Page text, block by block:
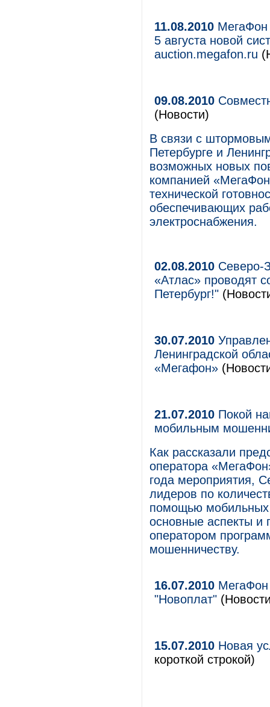
11.08.2010 МегаФон
5 августа новой
auction.megafon.ru
09.08.2010
(Новости)
В связи с
Петербурге и
возможных новых
компанией
технической
обеспечивающих
электроснабжения.
02.08.2010 Северо-
«Атлас» проводят
Петербург!"
30.07.2010
Ленинградской
«Мегафон»
21.07.2010 Покой
мобильным
Как рассказали
оператора
года мероприятия,
лидеров по
помощью мобильных
основные аспекты и
оператором
мошенничеству.
16.07.2010 МегаФон
"Новоплат"
15.07.2010 Новая
короткой строкой)